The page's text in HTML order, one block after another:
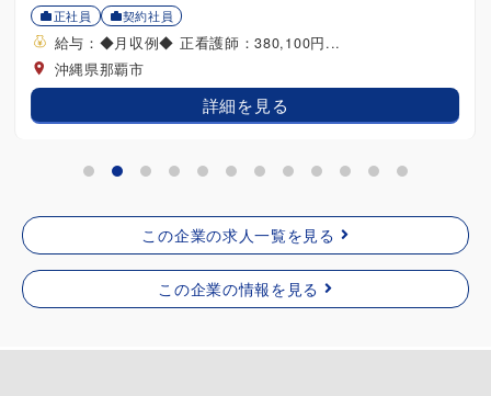
円...
この企業の求人一覧を見る
この企業の情報を見る